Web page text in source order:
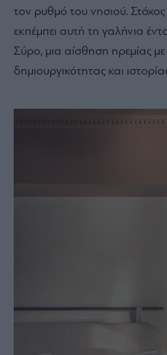
τον ρυθμό του νησιού.
εκπέμπει αυτή τη γαλήνια
Σύρο, μια αίσθηση ηρεμίας
δημιουργικότητας και